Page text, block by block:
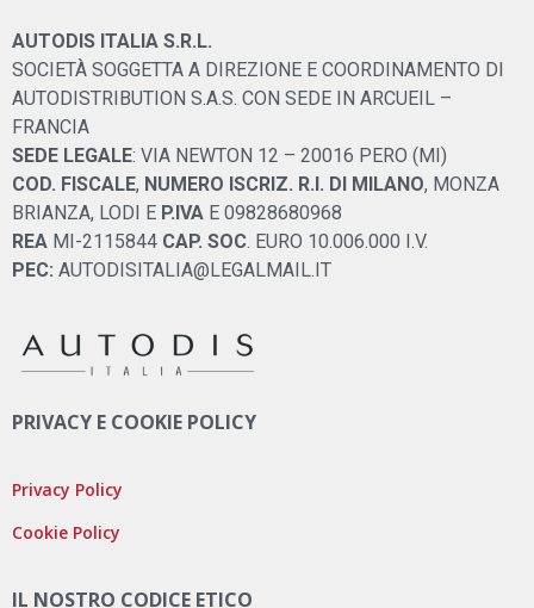
AUTODIS ITALIA S.R.L.
SOCIETÀ SOGGETTA A DIREZIONE E COORDINAMENTO DI
AUTODISTRIBUTION S.A.S. CON SEDE IN ARCUEIL –
FRANCIA
SEDE LEGALE: VIA NEWTON 12 – 20016 PERO (MI)
COD. FISCALE, NUMERO ISCRIZ. R.I. DI MILANO, MONZA
BRIANZA, LODI E P.IVA E 09828680968
REA MI-2115844 CAP. SOC. EURO 10.006.000 I.V.
PEC: AUTODISITALIA@LEGALMAIL.IT
PRIVACY E COOKIE POLICY
Privacy Policy
Cookie Policy
IL NOSTRO CODICE ETICO